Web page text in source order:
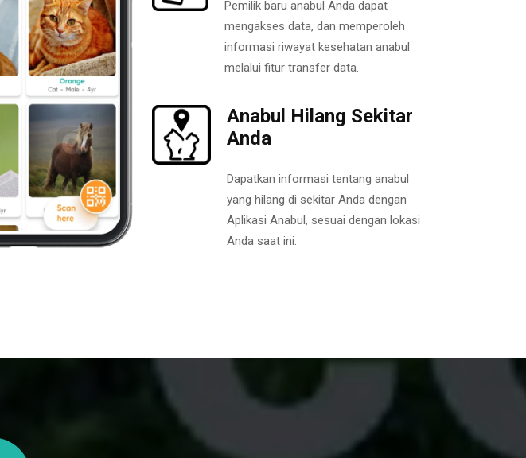
Pemilik baru anabul Anda dapat
mengakses data, dan memperoleh
informasi riwayat kesehatan anabul
melalui fitur transfer data.
Anabul Hilang Sekitar
Anda
Dapatkan informasi tentang anabul
yang hilang di sekitar Anda dengan
Aplikasi Anabul, sesuai dengan lokasi
Anda saat ini.